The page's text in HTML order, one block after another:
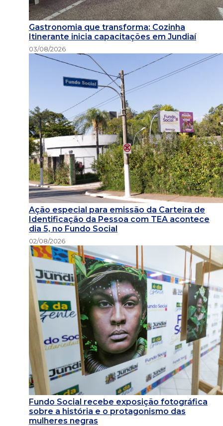
Gastronomia que transforma: Cozinha
Itinerante inicia capacitações em Jundiaí
03/08/2026
Ação especial para emissão da Carteira de
Identificação da Pessoa com TEA acontece
dia 5, no Fundo Social
02/08/2026
Fundo Social recebe exposição fotográfica
sobre a história e o protagonismo das
mulheres negras